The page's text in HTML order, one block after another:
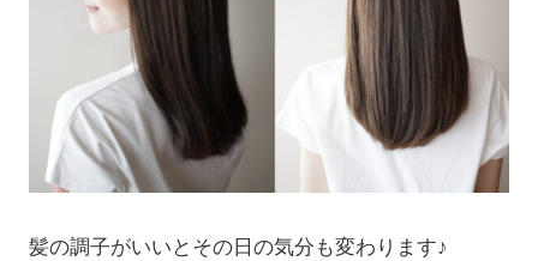
髪の調子がいいとその日の気分も変わります♪